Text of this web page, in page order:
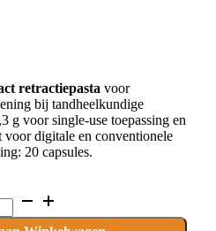
retractiepasta voor
bij tandheelkundige
g voor single-use toepassing en
digitale en conventionele
20 capsules.